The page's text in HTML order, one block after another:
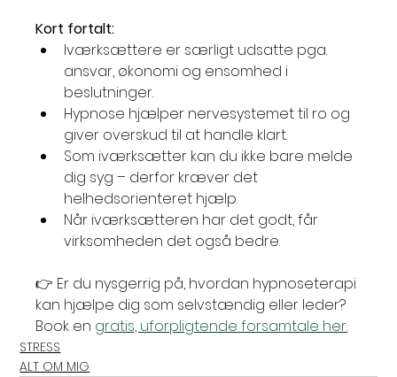
Kort fortalt:
Iværksættere er særligt udsatte pga.
ansvar, økonomi og ensomhed i
beslutninger.
Hypnose hjælper nervesystemet til ro og
giver overskud til at handle klart.
Som iværksætter kan du ikke bare melde
dig syg – derfor kræver det
helhedsorienteret hjælp.
Når iværksætteren har det godt, får
virksomheden det også bedre.
👉 Er du nysgerrig på, hvordan hypnoseterapi
kan hjælpe dig som selvstændig eller leder?
Book en gratis, uforpligtende forsamtale her.
STRESS
ALT OM MIG